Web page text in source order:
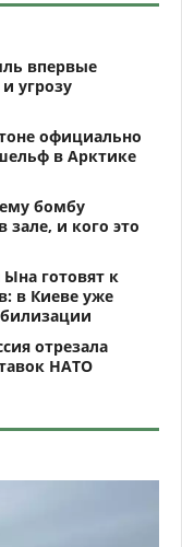
впервые
угрозу
официально
в Арктике
бомбу
зале, и кого это
готовят к
в Киеве уже
отрезала
НАТО